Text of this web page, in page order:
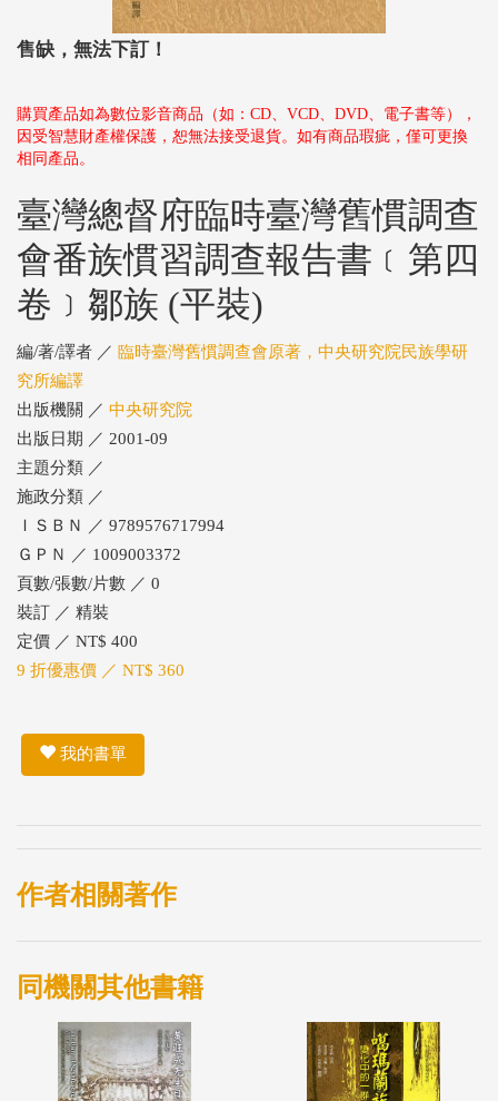
售缺，無法下訂！
購買產品如為數位影音商品（如：CD、VCD、DVD、電子書等），
因受智慧財產權保護，恕無法接受退貨。如有商品瑕疵，僅可更換
相同產品。
臺灣總督府臨時臺灣舊慣調查
會番族慣習調查報告書﹝第四
卷﹞鄒族 (平裝)
編/著/譯者 ／ 臨時臺灣舊慣調查會原著，中央研究院民族學研
究所編譯
出版機關 ／ 中央研究院
出版日期 ／ 2001-09
主題分類 ／
施政分類 ／
ＩＳＢＮ ／ 9789576717994
ＧＰＮ ／ 1009003372
頁數/張數/片數 ／ 0
裝訂 ／ 精裝
定價 ／ NT$ 400
9 折優惠價 ／ NT$ 360
我的書單
作者相關著作
同機關其他書籍